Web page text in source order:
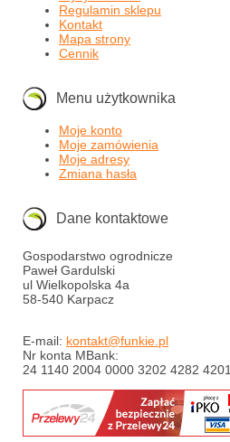
Regulamin sklepu
Kontakt
Mapa strony
Cennik
Menu użytkownika
Moje konto
Moje zamówienia
Moje adresy
Zmiana hasła
Dane kontaktowe
Gospodarstwo ogrodnicze
Paweł Gardulski
ul Wielkopolska 4a
58-540 Karpacz
E-mail: kontakt@funkie.pl
Nr konta MBank:
24 1140 2004 0000 3202 4282 4201